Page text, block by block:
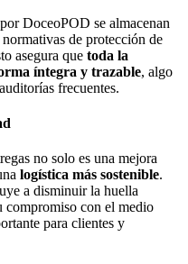
DoceoPOD se almacenan
de protección de
asegura que toda la
íntegra y trazable, algo
frecuentes.
no solo es una mejora
logística más sostenible.
a disminuir la huella
compromiso con el medio
para clientes y